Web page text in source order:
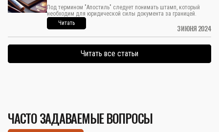
3 ИЮНЯ 2024
Под термином "Апостиль" следует понимать штамп, который
необходим для юридической силы документа за границей.
Читать
Читать все статьи
ЧАСТО ЗАДАВАЕМЫЕ ВОПРОСЫ